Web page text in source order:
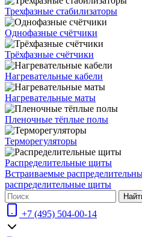
Трехфазные стабилизаторы
Однофазные счётчики
Трёхфазные счётчики
Нагревательные кабели
Нагревательные маты
Пленочные тёплые полы
Терморегуляторы
Распределительные щиты
Встраиваемые
распределительные щиты
+7 (495) 504-00-14